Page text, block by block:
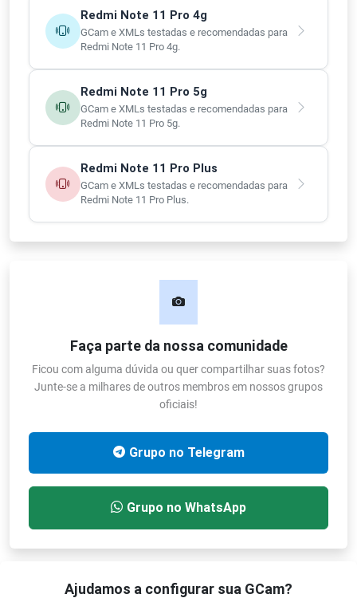
Redmi Note 11 Pro 4g
GCam e XMLs testadas e recomendadas para
Redmi Note 11 Pro 4g.
Redmi Note 11 Pro 5g
GCam e XMLs testadas e recomendadas para
Redmi Note 11 Pro 5g.
Redmi Note 11 Pro Plus
GCam e XMLs testadas e recomendadas para
Redmi Note 11 Pro Plus.
Faça parte da nossa comunidade
Ficou com alguma dúvida ou quer compartilhar suas fotos?
Junte-se a milhares de outros membros em nossos grupos
oficiais!
Grupo no Telegram
Grupo no WhatsApp
Ajudamos a configurar sua GCam?